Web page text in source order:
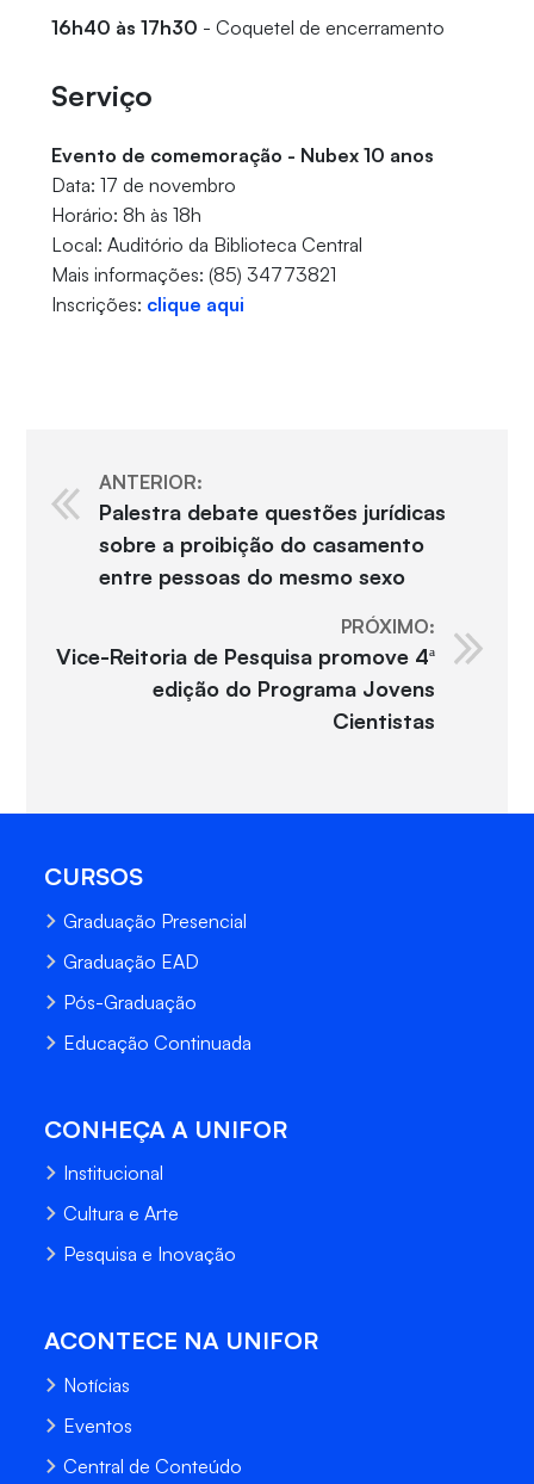
16h40 às 17h30 - Coquetel de encerramento
Serviço
Evento de comemoração - Nubex 10 anos
Data: 17 de novembro
Horário: 8h às 18h
Local: Auditório da Biblioteca Central
Mais informações: (85) 34773821
Inscrições: clique aqui
ANTERIOR:
Palestra debate questões jurídicas
sobre a proibição do casamento
entre pessoas do mesmo sexo
PRÓXIMO:
Vice-Reitoria de Pesquisa promove 4ª
edição do Programa Jovens
Cientistas
CURSOS
Graduação Presencial
Graduação EAD
Pós-Graduação
Educação Continuada
CONHEÇA A UNIFOR
Institucional
Cultura e Arte
Pesquisa e Inovação
ACONTECE NA UNIFOR
Notícias
Eventos
Central de Conteúdo